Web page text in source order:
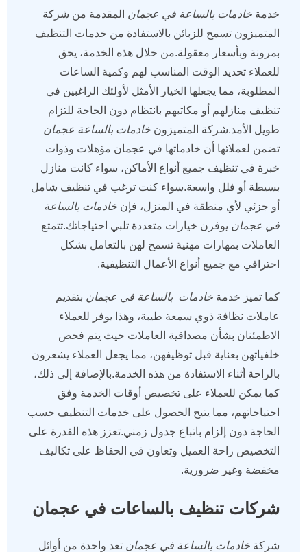
خدمة خادمات بالساعة في عجمان المقدمة من شركة
المتميزون تسمح للزبائن بالاستفادة من خدمات التنظيف
بمرونة وبأسعار معقولة.من خلال هذه الخدمة، يحق
للعملاء تحديد الوقت المناسب لهم وكمية الساعات
المطلوبة، مما يجعلها الخيار الأمثل لأولئك الراغبين في
تنظيف منازلهم أو مكاتبهم بانتظام دون الحاجة للتزام
طويل الأمد.شركة المتميزون خادمات بالساعة عجمان
تضمن لعملائها أن خادماتها في عجمان مؤهلات وذوات
خبرة في تنظيف جميع أنواع الأماكن، سواء كانت منازل
بسيطة أو فلل واسعة.سواء كنت ترغب في تنظيف شامل
أو جزئي لأي منطقة في المنزل، فإن خادمات بالساعة
في عجمان يوفرن خيارات متعددة تلبي احتياجاتك.تتمتع
العاملات بمهارات مهنية تسمح لهن بالتعامل بشكل
احترافي مع جميع أنواع الأعمال التنظيفية.
كما تميز خدمة خادمات بالساعة في عجمان بتقديم
عاملات نظافة ذوي سمعة طيبة، وهذا يوفر للعملاء
الاطمئنان بشأن مصداقية العاملات حيث يتم فحص
خلفياتهن بعناية قبل توظيفهن، مما يجعل العملاء يشعرون
بالراحة أثناء الاستفادة من هذه الخدمة.بالإضافة إلى ذلك،
كما يمكن للعملاء على تخصيص أوقات الخدمة وفق
احتياجاتهم، مما يتيح الحصول على خدمات التنظيف حسب
الحاجة دون إلزام باتباع جدول زمني.تعزز هذه القدرة على
التخصيص راحة العميل وتعاون في الحفاظ على تكاليف
مخفضة وغير ضرورية.
شركات تنظيف بالساعات في عجمان
شركة خادمات بالساعة في عجمان تعد واحدة من أوائل